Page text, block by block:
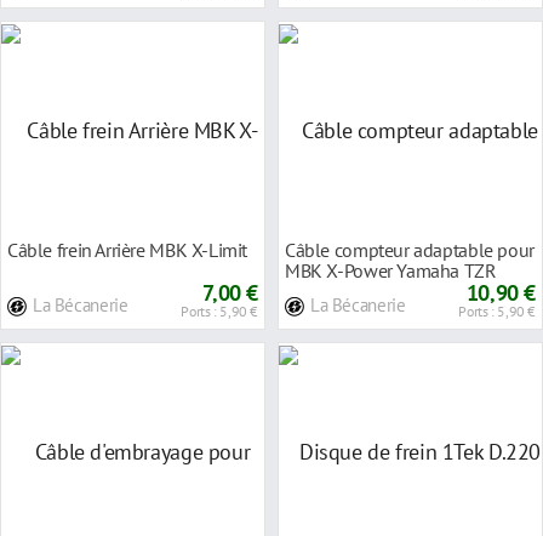
Câble frein Arrière MBK X-Limit
La Bécanerie 7,00 €
Ports : 5,90 €
Câble compteur adaptable pour
MBK X-Power Yamaha TZR
La Bécanerie 10,90 €
Ports : 5,90 €